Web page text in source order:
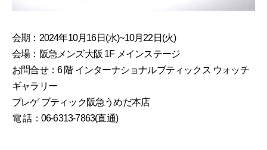
会期：2024年10月16日(水)~10月22日(火)
会場：阪急メンズ大阪 1F メインステージ
お問合せ：6 階 インターナショナルブティックス ウォッチ
ギャラリー
ブレゲ ブティック阪急うめだ本店
電 話：06-6313-7863(直通)